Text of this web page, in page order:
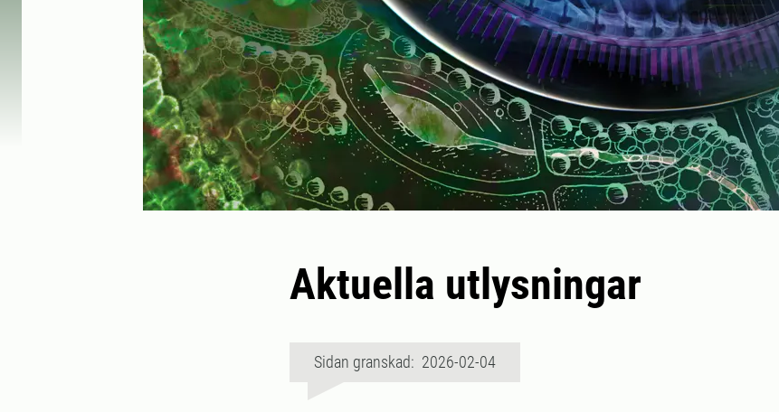
Aktuella utlysningar
Sidan granskad: 2026-02-04